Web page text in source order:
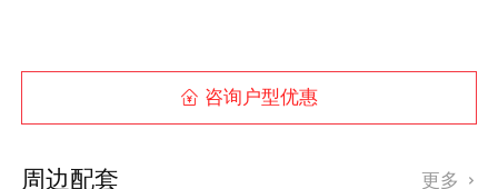
 咨询户型优惠
周边配套 更多 